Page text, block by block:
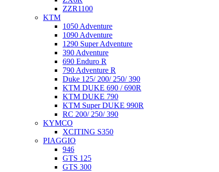
ZZR1100
KTM
1050 Adventure
1090 Adventure
1290 Super Adventure
390 Adventure
690 Enduro R
790 Adventure R
Duke 125/ 200/ 250/ 390
KTM DUKE 690 / 690R
KTM DUKE 790
KTM Super DUKE 990R
RC 200/ 250/ 390
KYMCO
XCITING S350
PIAGGIO
946
GTS 125
GTS 300